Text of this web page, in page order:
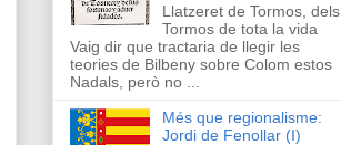
Llatzeret de Tormos, dels
Tormos de tota la vida
Vaig dir que tractaria de llegir les
teories de Bilbeny sobre Colom estos
Nadals, però no ...
Més que regionalisme:
Jordi de Fenollar (I)